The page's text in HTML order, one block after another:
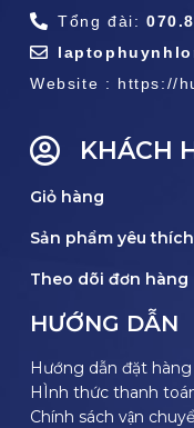
Tổng đài:
Website : https://
KHÁCH
Giỏ hàng
Sản phẩm yêu thích
Theo dõi đơn hàng
HƯỚNG DẪN
Hướng dẫn đặt hàng
HÌnh thức thanh
Chính sách vận